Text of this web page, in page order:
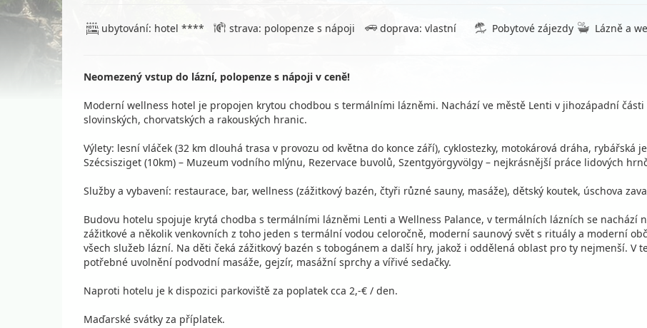
ubytování: hotel **** strava: polopenze s nápoji doprava: vlastní Pobytové zájezdy Lázně a
Neomezený vstup do lázní, polopenze s nápoji v ceně!
Moderní wellness hotel je propojen krytou chodbou s termálními lázněmi. Nachází ve městě Lenti v jihozápadní
slovinských, chorvatských a rakouských hranic.
Výlety: lesní vláček (32 km dlouhá trasa v provozu od května do konce září), cyklostezky, motokárová dráha, rybářská
Szécsisziget (10km) – Muzeum vodního mlýnu, Rezervace buvolů, Szentgyörgyvölgy – nejkrásnější práce lidových
Služby a vybavení: restaurace, bar, wellness (zážitkový bazén, čtyři různé sauny, masáže), dětský koutek, úschova
Budovu hotelu spojuje krytá chodba s termálními lázněmi Lenti a Wellness Palance, v termálních lázních se nachází
zážitkové a několik venkovních z toho jeden s termální vodou celoročně, moderní saunový svět s rituály a moderní
všech služeb lázní. Na děti čeká zážitkový bazén s tobogánem a další hry, jakož i oddělená oblast pro ty nejmenší. V
potřebné uvolnění podvodní masáže, gejzír, masážní sprchy a vířivé sedačky.
Naproti hotelu je k dispozici parkoviště za poplatek cca 2,-€ / den.
Maďarské svátky za příplatek.